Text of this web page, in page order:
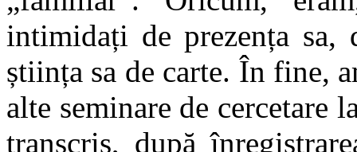
intimidați de prezența sa,
știința sa de carte. În fine,
alte seminare de cercetare
transcris, după